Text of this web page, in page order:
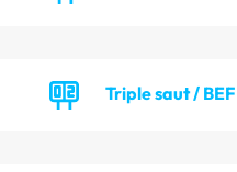
Triple saut / BEF